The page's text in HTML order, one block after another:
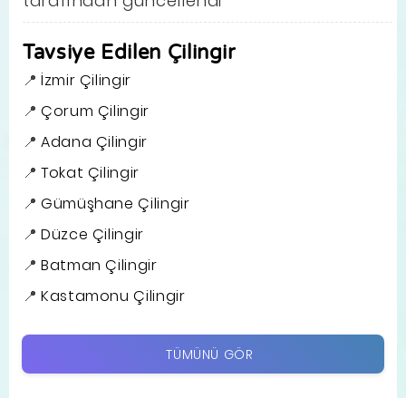
Tavsiye Edilen Çilingir
İzmir Çilingir
Çorum Çilingir
Adana Çilingir
Tokat Çilingir
Gümüşhane Çilingir
Düzce Çilingir
Batman Çilingir
Kastamonu Çilingir
TÜMÜNÜ GÖR